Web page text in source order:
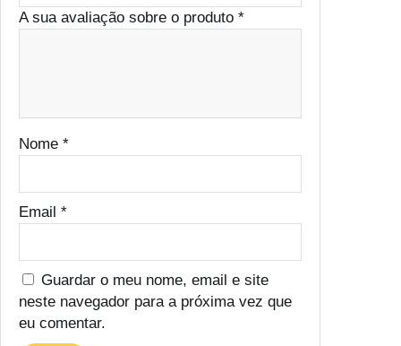
A sua avaliação sobre o produto *
Nome *
Email *
Guardar o meu nome, email e site
neste navegador para a próxima vez que
eu comentar.